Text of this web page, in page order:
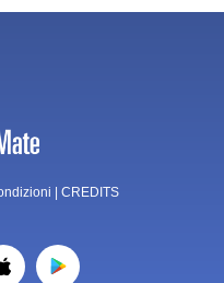
CREDITS